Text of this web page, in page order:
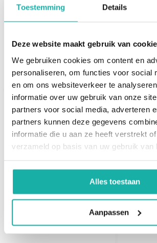
Toestemming Details
Deze website maakt gebruik van
We gebruiken cookies om content en
personaliseren, om functies voor social
en om ons websiteverkeer te
informatie over uw gebruik van onze
partners voor social media, adverteren
partners kunnen deze gegevens
informatie die u aan ze heeft verstrekt
verzameld op basis van uw gebruik van
Alles toestaan
Aanpassen
€ 19,- € 25,-
Vingerprik